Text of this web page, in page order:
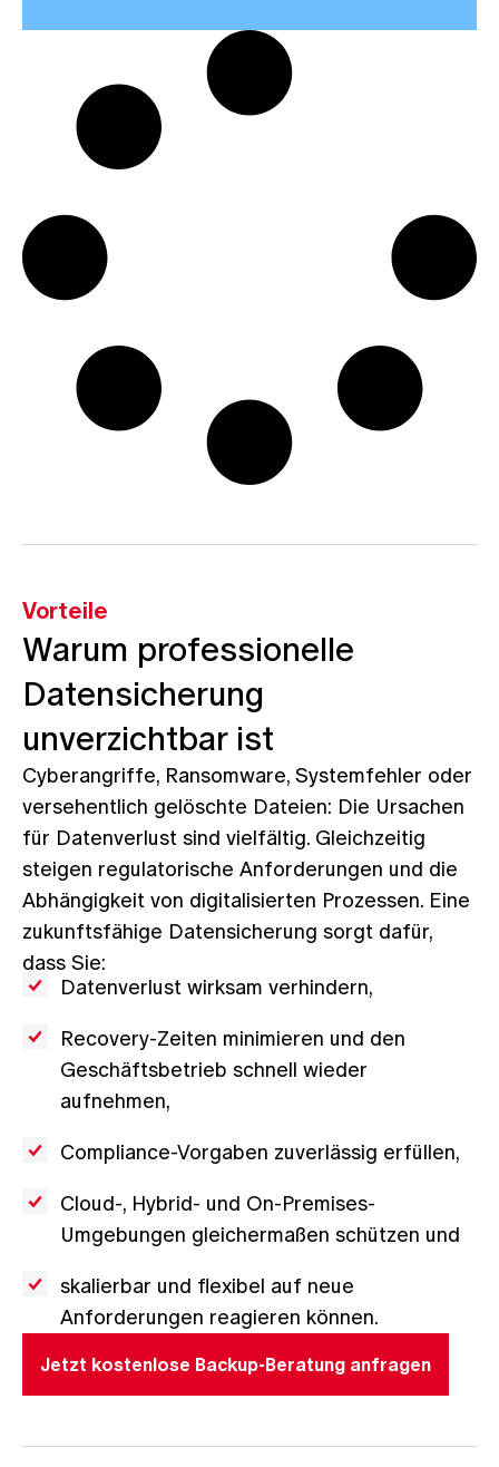
Vorteile
Warum professionelle
Datensicherung
unverzichtbar ist
Cyberangriffe, Ransomware, Systemfehler oder
versehentlich gelöschte Dateien: Die Ursachen
für Datenverlust sind vielfältig. Gleichzeitig
steigen regulatorische Anforderungen und die
Abhängigkeit von digitalisierten Prozessen. Eine
zukunftsfähige Datensicherung sorgt dafür,
dass Sie:
Datenverlust wirksam verhindern,
Recovery-Zeiten minimieren und den
Geschäftsbetrieb schnell wieder
aufnehmen,
Compliance-Vorgaben zuverlässig erfüllen,
Cloud-, Hybrid- und On-Premises-
Umgebungen gleichermaßen schützen und
skalierbar und flexibel auf neue
Anforderungen reagieren können.
Jetzt kostenlose Backup-Beratung anfragen